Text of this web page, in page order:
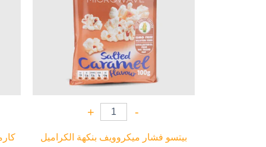
-
+
بيتسو فشار ميكروويف بنكهة الكراميل